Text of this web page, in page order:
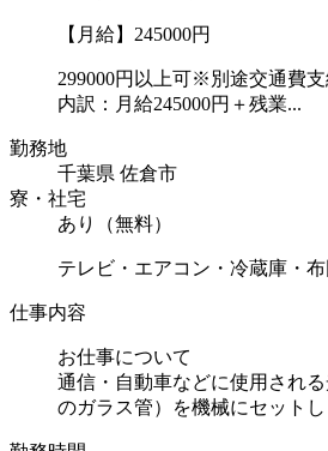
【月給】245000円
299000円以上可※別途交通費
内訳：月給245000円＋残業...
勤務地
千葉県 佐倉市
寮・社宅
あり（無料）
テレビ・エアコン・冷蔵庫・
仕事内容
お仕事について
通信・自動車などに使用され
のガラス管）を機械にセット